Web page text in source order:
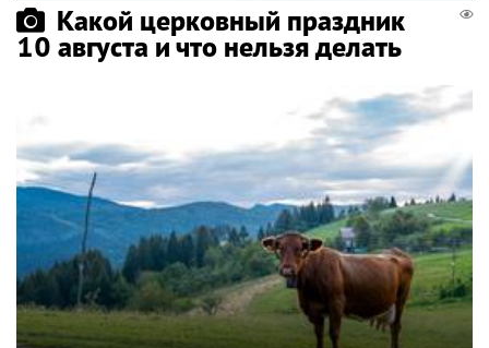
Какой церковный праздник
10 августа и что нельзя делать